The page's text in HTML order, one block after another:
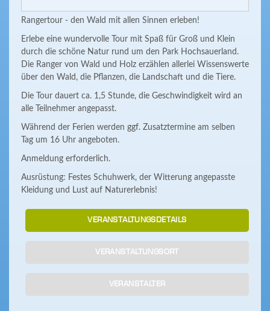
Rangertour - den Wald mit allen Sinnen erleben!
Erlebe eine wundervolle Tour mit Spaß für Groß und Klein
durch die schöne Natur rund um den Park Hochsauerland.
Die Ranger von Wald und Holz erzählen allerlei Wissenswerte
über den Wald, die Pflanzen, die Landschaft und die Tiere.
Die Tour dauert ca. 1,5 Stunde, die Geschwindigkeit wird an
alle Teilnehmer angepasst.
Während der Ferien werden ggf. Zusatztermine am selben
Tag um 16 Uhr angeboten.
Anmeldung erforderlich.
Ausrüstung: Festes Schuhwerk, der Witterung angepasste
Kleidung und Lust auf Naturerlebnis!
VERANSTALTUNGSDETAILS
VERANSTALTUNGSORT
VERANSTALTER